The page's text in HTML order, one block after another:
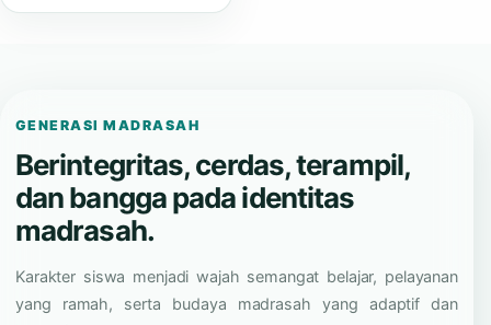
GENERASI MADRASAH
Berintegritas, cerdas, terampil,
dan bangga pada identitas
madrasah.